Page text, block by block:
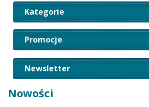
Kategorie
Promocje
Newsletter
Nowości